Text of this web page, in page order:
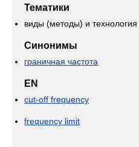
Тематики
виды (методы) и технология
Синонимы
граничная частота
EN
cut-off frequency
frequency limit